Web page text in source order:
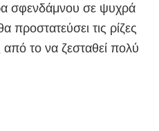
σφενδάμνου σε ψυχρά
προστατεύσει τις ρίζες
από το να ζεσταθεί πολύ